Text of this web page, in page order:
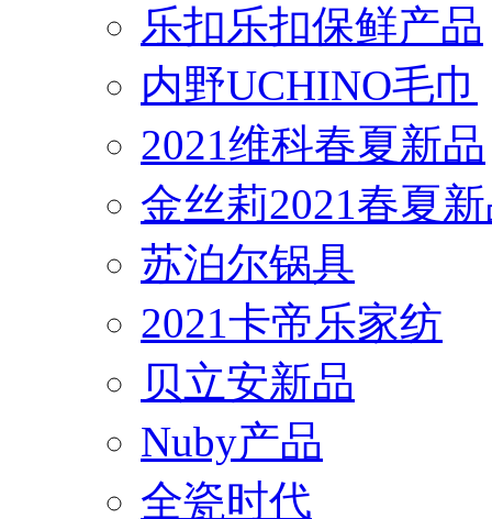
乐扣乐扣保鲜产品
内野UCHINO毛巾
2021维科春夏新品
金丝莉2021春夏
苏泊尔锅具
2021卡帝乐家纺
贝立安新品
Nuby产品
全瓷时代